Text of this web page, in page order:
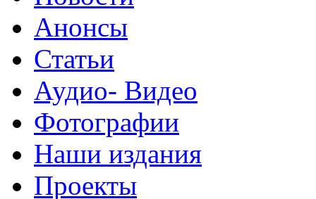
Анонсы
Статьи
Аудио- Видео
Фотографии
Наши издания
Проекты